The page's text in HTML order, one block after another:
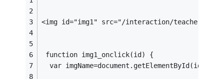
<img id="img1" src="/interaction/teacher/
function img1_onclick(id) {
var